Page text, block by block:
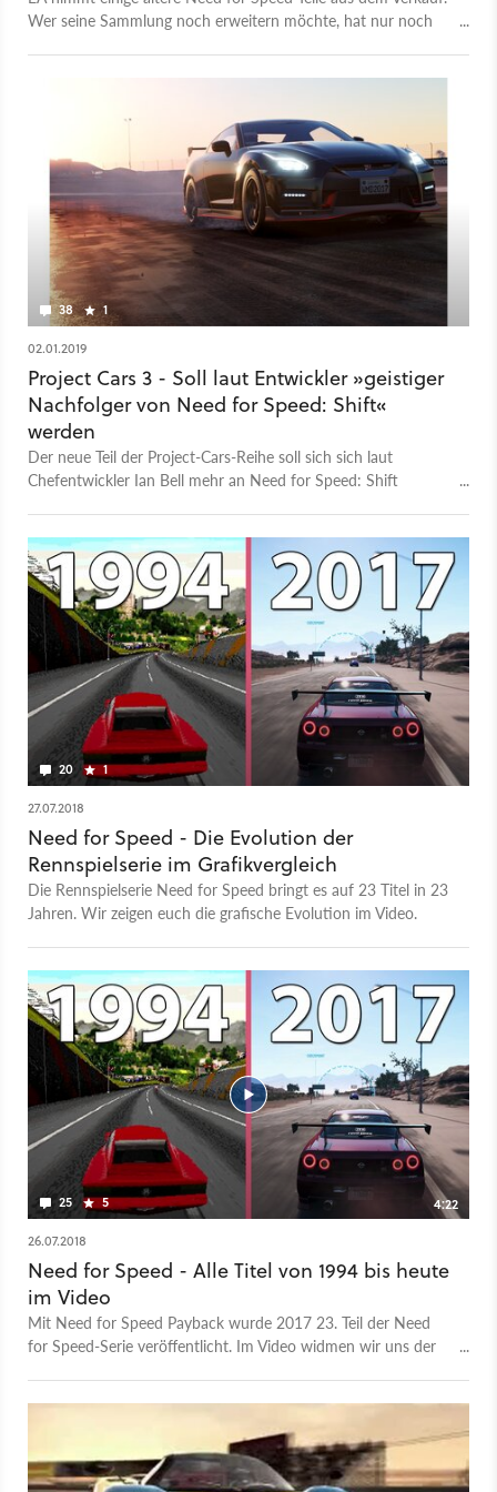
Wer seine Sammlung noch erweitern möchte, hat nur noch
38 1
02.01.2019
Project Cars 3 - Soll laut Entwickler »geistiger
Nachfolger von Need for Speed: Shift«
werden
Der neue Teil der Project-Cars-Reihe soll sich sich laut
Chefentwickler Ian Bell mehr an Need for Speed: Shift
20 1
27.07.2018
Need for Speed - Die Evolution der
Rennspielserie im Grafikvergleich
Die Rennspielserie Need for Speed bringt es auf 23 Titel in 23
Jahren. Wir zeigen euch die grafische Evolution im Video.
25 5
4:22
26.07.2018
Need for Speed - Alle Titel von 1994 bis heute
im Video
Mit Need for Speed Payback wurde 2017 23. Teil der Need
for Speed-Serie veröffentlicht. Im Video widmen wir uns der
hat in den Jahren von wilden Polizeiverfolgungsjagden wie
etwa bei NfS Hot Pursuit über illegale Straßenrennen bei
Nacht (NfS Underground) bis hin zur offen Spielwelt (Need